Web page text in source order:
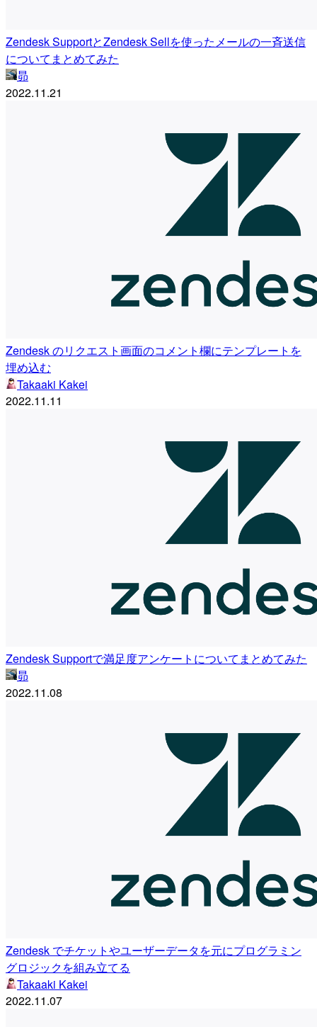
Zendesk SupportとZendesk Sellを使ったメールの一斉送信
についてまとめてみた
昴
2022.11.21
Zendesk のリクエスト画面のコメント欄にテンプレートを
埋め込む
Takaaki Kakei
2022.11.11
Zendesk Supportで満足度アンケートについてまとめてみた
昴
2022.11.08
Zendesk でチケットやユーザーデータを元にプログラミン
グロジックを組み立てる
Takaaki Kakei
2022.11.07